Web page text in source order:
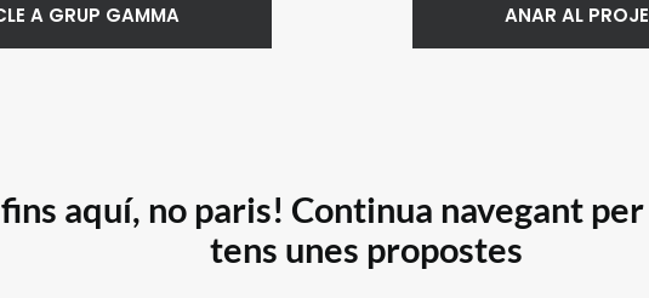
A GRUP GAMMA ANAR AL
aquí, no paris! Continua navegant
tens unes propostes